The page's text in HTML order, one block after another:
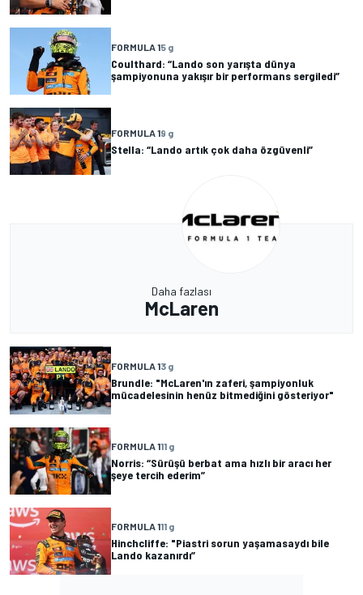
FORMULA 15 g
Coulthard: “Lando son yarışta dünya
şampiyonuna yakışır bir performans sergiledi”
FORMULA 19 g
Stella: “Lando artık çok daha özgüvenli”
Daha fazlası
McLaren
FORMULA 13 g
Brundle: "McLaren'ın zaferi, şampiyonluk
mücadelesinin henüz bitmediğini gösteriyor"
FORMULA 111 g
Norris: “Sürüşü berbat ama hızlı bir aracı her
şeye tercih ederim”
FORMULA 111 g
Hinchcliffe: "Piastri sorun yaşamasaydı bile
Lando kazanırdı”